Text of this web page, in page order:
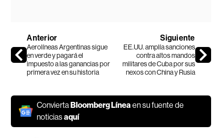
Anterior
Aerolíneas Argentinas sigue
en verde y pagará el
impuesto a las ganancias por
primera vez en su historia
Siguiente
EE.UU. amplía sanciones
contra altos mandos
militares de Cuba por sus
nexos con China y Rusia
ConviertaBloomberg Línea en su fuente de
noticiasaquí